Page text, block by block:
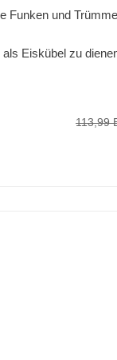
und
Eiskübel zu
113,99